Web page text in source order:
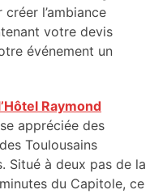
l’ambiance
votre devis
événement un
Raymond
appréciée des
Toulousains
Situé à deux pas de la
du Capitole, ce